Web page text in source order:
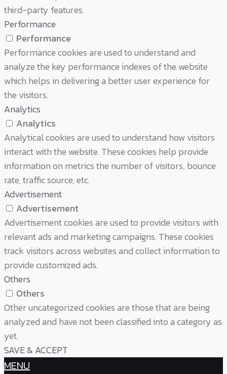
third-party features.
Performance
Performance
Performance cookies are used to understand and
analyze the key performance indexes of the website
which helps in delivering a better user experience for
the visitors.
Analytics
Analytics
Analytical cookies are used to understand how visitors
interact with the website. These cookies help provide
information on metrics the number of visitors, bounce
rate, traffic source, etc.
Advertisement
Advertisement
Advertisement cookies are used to provide visitors with
relevant ads and marketing campaigns. These cookies
track visitors across websites and collect information to
provide customized ads.
Others
Others
Other uncategorized cookies are those that are being
analyzed and have not been classified into a category as
yet.
SAVE & ACCEPT
MENU